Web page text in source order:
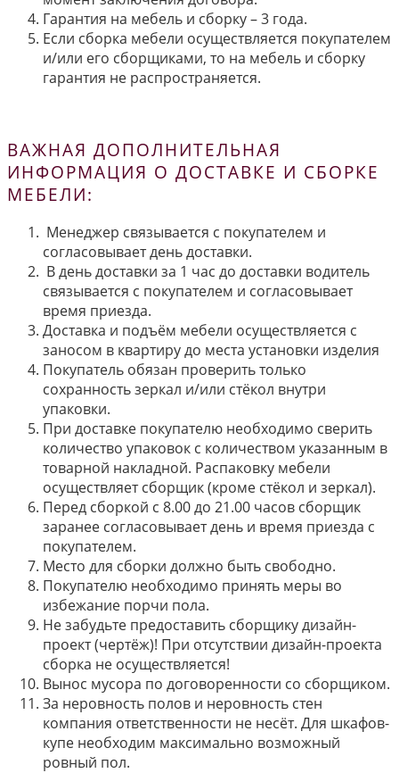
Гарантия на мебель и сборку – 3 года.
Если сборка мебели осуществляется покупателем
и/или его сборщиками, то на мебель и сборку
гарантия не распространяется.
ВАЖНАЯ ДОПОЛНИТЕЛЬНАЯ
ИНФОРМАЦИЯ О ДОСТАВКЕ И СБОРКЕ
МЕБЕЛИ:
Менеджер связывается с покупателем и
согласовывает день доставки.
В день доставки за 1 час до доставки водитель
связывается с покупателем и согласовывает
время приезда.
Доставка и подъём мебели осуществляется с
заносом в квартиру до места установки изделия
Покупатель обязан проверить только
сохранность зеркал и/или стёкол внутри
упаковки.
При доставке покупателю необходимо сверить
количество упаковок с количеством указанным в
товарной накладной. Распаковку мебели
осуществляет сборщик (кроме стёкол и зеркал).
Перед сборкой с 8.00 до 21.00 часов сборщик
заранее согласовывает день и время приезда с
покупателем.
Место для сборки должно быть свободно.
Покупателю необходимо принять меры во
избежание порчи пола.
Не забудьте предоставить сборщику дизайн-
проект (чертёж)! При отсутствии дизайн-проекта
сборка не осуществляется!
Вынос мусора по договоренности со сборщиком.
За неровность полов и неровность стен
компания ответственности не несёт. Для шкафов-
купе необходим максимально возможный
ровный пол.